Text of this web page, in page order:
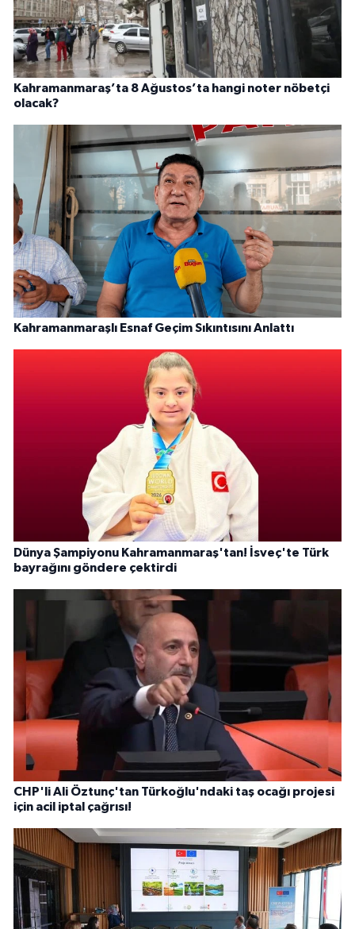
Kahramanmaraş’ta 8 Ağustos’ta hangi noter nöbetçi
olacak?
Kahramanmaraşlı Esnaf Geçim Sıkıntısını Anlattı
Dünya Şampiyonu Kahramanmaraş'tan! İsveç'te Türk
bayrağını göndere çektirdi
CHP'li Ali Öztunç'tan Türkoğlu'ndaki taş ocağı projesi
için acil iptal çağrısı!